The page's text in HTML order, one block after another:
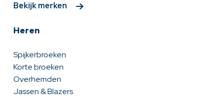
Bekijk merken
Heren
Spijkerbroeken
Korte broeken
Overhemden
Jassen & Blazers